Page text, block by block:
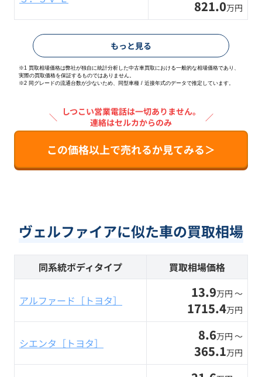
821.0万円
もっと見る
※1 買取相場価格は弊社が独自に統計分析した中古車買取における一般的な相場価格であり、
実際の買取価格を保証するものではありません。
※2 同グレードの流通台数が少ないため、同型車種 / 近接年式のデータで推定しています。
＼ しつこい営業電話は一切ありません。
連絡はセルカからのみ
／
この価格以上で売れるか見てみる＞
ヴェルファイアに似た車の買取相場
同系統ボディタイプ 買取相場価格
アルファード［トヨタ］ 13.9万円 〜
1715.4万円
シエンタ［トヨタ］ 8.6万円 〜
365.1万円